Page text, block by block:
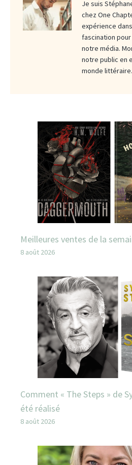
Je suis
chez One
expérience
fascination
notre média.
notre public en
monde littéraire.
Meilleures ventes de la
8 août 2026
Comment « The Steps » de
été réalisé
8 août 2026